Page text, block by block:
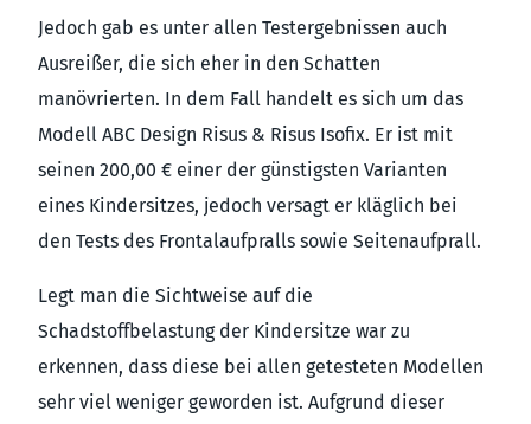
Jedoch gab es unter allen Testergebnissen auch
Ausreißer, die sich eher in den Schatten
manövrierten. In dem Fall handelt es sich um das
Modell ABC Design Risus & Risus Isofix. Er ist mit
seinen 200,00 € einer der günstigsten Varianten
eines Kindersitzes, jedoch versagt er kläglich bei
den Tests des Frontalaufpralls sowie Seitenaufprall.
Legt man die Sichtweise auf die
Schadstoffbelastung der Kindersitze war zu
erkennen, dass diese bei allen getesteten Modellen
sehr viel weniger geworden ist. Aufgrund dieser